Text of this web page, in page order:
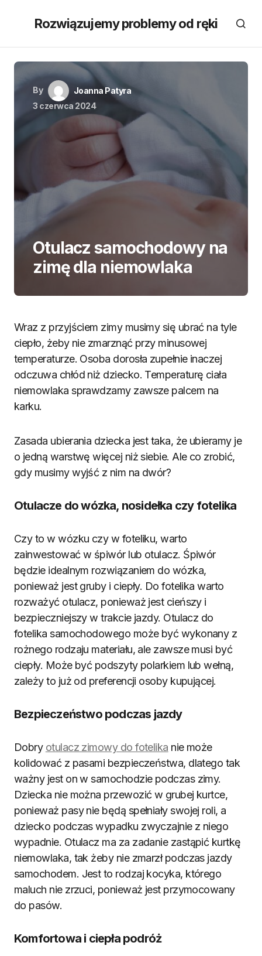
Rozwiązujemy problemy od ręki
By
Joanna Patyra
3 czerwca 2024
Otulacz samochodowy na
zimę dla niemowlaka
Wraz z przyjściem zimy musimy się ubrać na tyle
ciepło, żeby nie zmarznąć przy minusowej
temperaturze. Osoba dorosła zupełnie inaczej
odczuwa chłód niż dziecko. Temperaturę ciała
niemowlaka sprawdzamy zawsze palcem na
karku.
Zasada ubierania dziecka jest taka, że ubieramy je
o jedną warstwę więcej niż siebie. Ale co zrobić,
gdy musimy wyjść z nim na dwór?
Otulacze do wózka, nosidełka czy fotelika
Czy to w wózku czy w foteliku, warto
zainwestować w śpiwór lub otulacz. Śpiwór
będzie idealnym rozwiązaniem do wózka,
ponieważ jest gruby i ciepły. Do fotelika warto
rozważyć otulacz, ponieważ jest cieńszy i
bezpieczniejszy w trakcie jazdy. Otulacz do
fotelika samochodowego może być wykonany z
rożnego rodzaju materiału, ale zawsze musi być
ciepły. Może być podszyty polarkiem lub wełną,
zależy to już od preferencji osoby kupującej.
Bezpieczeństwo podczas jazdy
Dobry otulacz zimowy do fotelika nie może
kolidować z pasami bezpieczeństwa, dlatego tak
ważny jest on w samochodzie podczas zimy.
Dziecka nie można przewozić w grubej kurtce,
ponieważ pasy nie będą spełniały swojej roli, a
dziecko podczas wypadku zwyczajnie z niego
wypadnie. Otulacz ma za zadanie zastąpić kurtkę
niemowlaka, tak żeby nie zmarzł podczas jazdy
samochodem. Jest to rodzaj kocyka, którego
maluch nie zrzuci, ponieważ jest przymocowany
do pasów.
Komfortowa i ciepła podróż